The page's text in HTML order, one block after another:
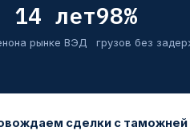
14 лет
на рынке ВЭД
98%
грузов без
сделки с таможней